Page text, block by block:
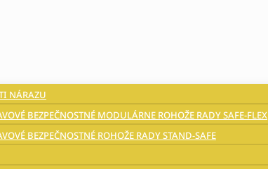
NÁRAZU
BEZPEČNOSTNÉ MODULÁRNE ROHOŽE RADY SAFE-FLEX
BEZPEČNOSTNÉ ROHOŽE RADY STAND-SAFE